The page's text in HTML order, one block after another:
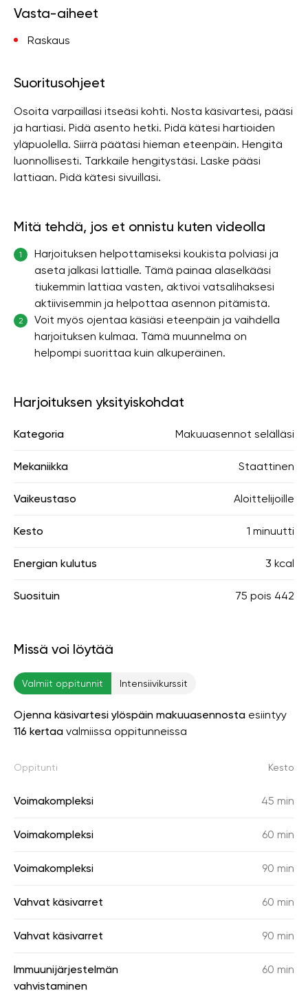
Vasta-aiheet
Raskaus
Suoritusohjeet
Osoita varpaillasi itseäsi kohti. Nosta käsivartesi, pääsi
ja hartiasi. Pidä asento hetki. Pidä kätesi hartioiden
yläpuolella. Siirrä päätäsi hieman eteenpäin. Hengitä
luonnollisesti. Tarkkaile hengitystäsi. Laske pääsi
lattiaan. Pidä kätesi sivuillasi.
Mitä tehdä, jos et onnistu kuten videolla
1
Harjoituksen helpottamiseksi koukista polviasi ja
aseta jalkasi lattialle. Tämä painaa alaselkääsi
tiukemmin lattiaa vasten, aktivoi vatsalihaksesi
aktiivisemmin ja helpottaa asennon pitämistä.
2
Voit myös ojentaa käsiäsi eteenpäin ja vaihdella
harjoituksen kulmaa. Tämä muunnelma on
helpompi suorittaa kuin alkuperäinen.
Harjoituksen yksityiskohdat
Kategoria Makuuasennot selälläsi
Mekaniikka Staattinen
Vaikeustaso Aloittelijoille
Kesto 1 minuutti
Energian kulutus 3 kcal
Suosituin 75 pois 442
Missä voi löytää
Valmiit oppitunnit Intensiivikurssit
Ojenna käsivartesi ylöspäin makuuasennosta esiintyy
116 kertaa valmiissa oppitunneissa
Oppitunti Kesto
Voimakompleksi 45 min
Voimakompleksi 60 min
Voimakompleksi 90 min
Vahvat käsivarret 60 min
Vahvat käsivarret 90 min
Immuunijärjestelmän
vahvistaminen
60 min